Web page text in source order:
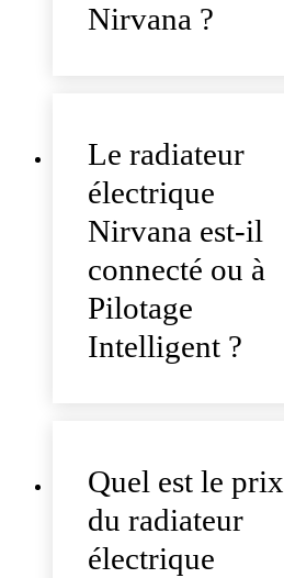
Nirvana ?
Le radiateur
électrique
Nirvana est-il
connecté ou à
Pilotage
Intelligent ?
Quel est le prix
du radiateur
électrique